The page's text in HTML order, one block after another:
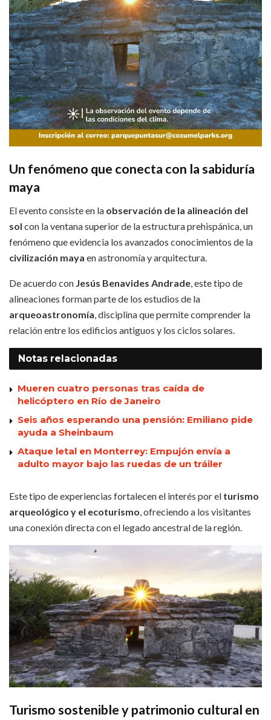
Un fenómeno que conecta con la sabiduría
maya
El evento consiste en la observación de la alineación del
sol con la ventana superior de la estructura prehispánica, un
fenómeno que evidencia los avanzados conocimientos de la
civilización maya en astronomía y arquitectura.
De acuerdo con Jesús Benavides Andrade, este tipo de
alineaciones forman parte de los estudios de la
arqueoastronomía, disciplina que permite comprender la
relación entre los edificios antiguos y los ciclos solares.
Notas relacionadas
Mueren cuatro personas tras caída de
helicóptero en Río de Janeiro
Seis años esperando una pensión: Emiliano pide
ayuda a Sheinbaum
Ataque letal en Monterrey: Empujón envía a
adulto mayor bajo las ruedas de un tráiler
Este tipo de experiencias fortalecen el interés por el turismo
arqueológico y el ecoturismo, ofreciendo a los visitantes
una conexión directa con el legado ancestral de la región.
Turismo sostenible y patrimonio cultural en